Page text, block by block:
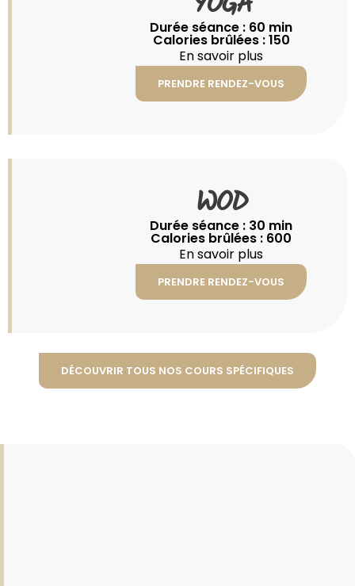
Durée séance : 60 min
Calories brûlées : 150
En savoir plus
PRENDRE RENDEZ-VOUS
WOD
Durée séance : 30 min
Calories brûlées : 600
En savoir plus
PRENDRE RENDEZ-VOUS
DÉCOUVRIR TOUS NOS COURS SPÉCIFIQUES